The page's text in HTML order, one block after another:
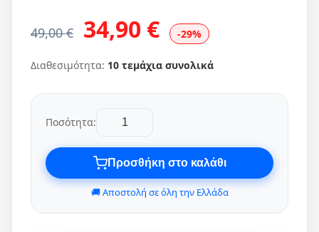
49,00 € 34,90 € -29%
Διαθεσιμότητα: 10 τεμάχια συνολικά
Ποσότητα:
Προσθήκη στο καλάθι
🚚 Αποστολή σε όλη την Ελλάδα